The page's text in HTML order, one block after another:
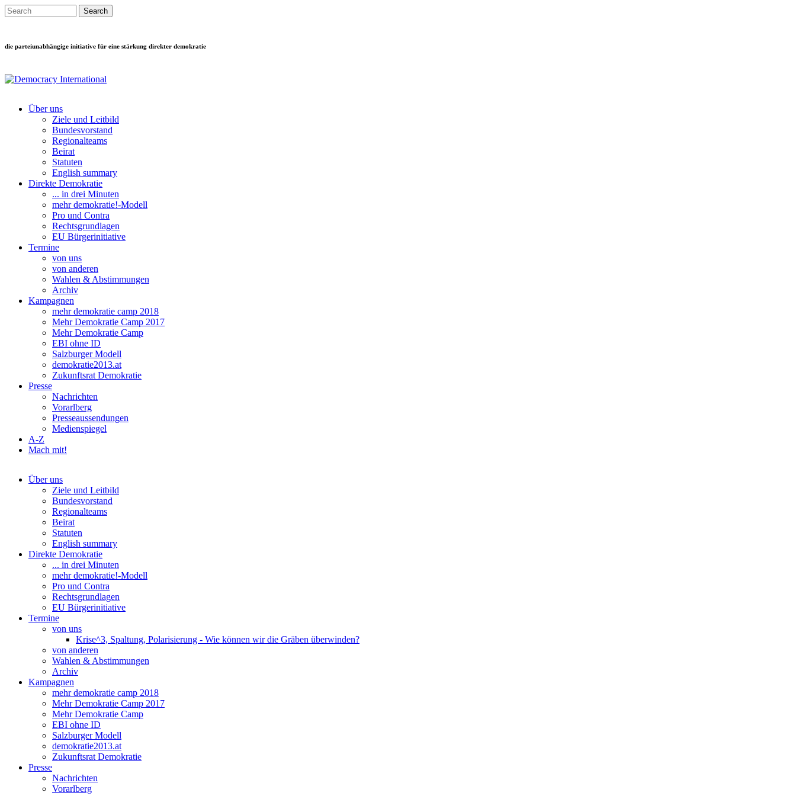
Direkt zum Inhalt
Search this site
die parteiunabhängige initiative für eine stärkung direkter demokratie
Main menu
Über uns
Ziele und Leitbild
Bundesvorstand
Regionalteams
Beirat
Statuten
English summary
Direkte Demokratie
... in drei Minuten
mehr demokratie!-Modell
Pro und Contra
Rechtsgrundlagen
EU Bürgerinitiative
Termine
von uns
von anderen
Wahlen & Abstimmungen
Archiv
Kampagnen
mehr demokratie camp 2018
Mehr Demokratie Camp 2017
Mehr Demokratie Camp
EBI ohne ID
Salzburger Modell
demokratie2013.at
Zukunftsrat Demokratie
Presse
Nachrichten
Vorarlberg
Presseaussendungen
Medienspiegel
A-Z
Mach mit!
Über uns
Ziele und Leitbild
Bundesvorstand
Regionalteams
Beirat
Statuten
English summary
Direkte Demokratie
... in drei Minuten
mehr demokratie!-Modell
Pro und Contra
Rechtsgrundlagen
EU Bürgerinitiative
Termine
von uns
Krise^3, Spaltung, Polarisierung - Wie können wir die Gräben überwinden?
von anderen
Wahlen & Abstimmungen
Archiv
Kampagnen
mehr demokratie camp 2018
Mehr Demokratie Camp 2017
Mehr Demokratie Camp
EBI ohne ID
Salzburger Modell
demokratie2013.at
Zukunftsrat Demokratie
Presse
Nachrichten
Vorarlberg